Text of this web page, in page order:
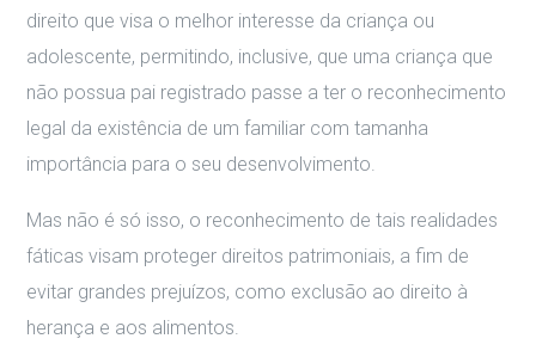
direito que visa o melhor interesse da criança ou
adolescente, permitindo, inclusive, que uma criança que
não possua pai registrado passe a ter o reconhecimento
legal da existência de um familiar com tamanha
importância para o seu desenvolvimento.
Mas não é só isso, o reconhecimento de tais realidades
fáticas visam proteger direitos patrimoniais, a fim de
evitar grandes prejuízos, como exclusão ao direito à
herança e aos alimentos.